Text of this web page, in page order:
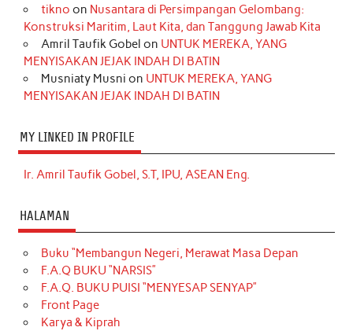
tikno on Nusantara di Persimpangan Gelombang:
Konstruksi Maritim, Laut Kita, dan Tanggung Jawab Kita
Amril Taufik Gobel on UNTUK MEREKA, YANG
MENYISAKAN JEJAK INDAH DI BATIN
Musniaty Musni on UNTUK MEREKA, YANG
MENYISAKAN JEJAK INDAH DI BATIN
MY LINKED IN PROFILE
Ir. Amril Taufik Gobel, S.T, IPU, ASEAN Eng.
HALAMAN
Buku “Membangun Negeri, Merawat Masa Depan
F.A.Q BUKU “NARSIS”
F.A.Q. BUKU PUISI “MENYESAP SENYAP”
Front Page
Karya & Kiprah